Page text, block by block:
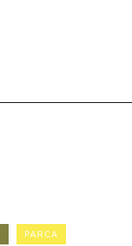
PARCA